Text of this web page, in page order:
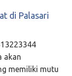
di Palasari
akan
memiliki mutu